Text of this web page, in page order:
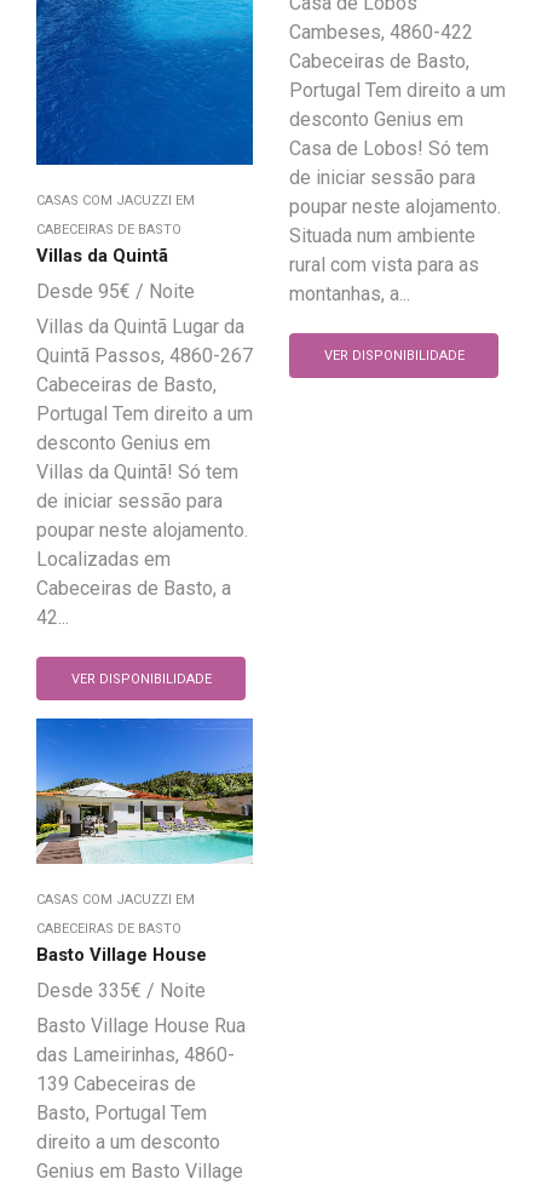
CASAS COM JACUZZI EM
CABECEIRAS DE BASTO
Villas da Quintã
95€
Villas da Quintã Lugar da
Quintã Passos, 4860-267
Cabeceiras de Basto,
Portugal Tem direito a um
desconto Genius em
Villas da Quintã! Só tem
de iniciar sessão para
poupar neste alojamento.
Localizadas em
Cabeceiras de Basto, a
42...
VER DISPONIBILIDADE
Cambeses, 4860-422
Cabeceiras de Basto,
Portugal Tem direito a um
desconto Genius em
Casa de Lobos! Só tem
de iniciar sessão para
poupar neste alojamento.
Situada num ambiente
rural com vista para as
montanhas, a...
VER DISPONIBILIDADE
CASAS COM JACUZZI EM
CABECEIRAS DE BASTO
Basto Village House
335€
Basto Village House Rua
das Lameirinhas, 4860-
139 Cabeceiras de
Basto, Portugal Tem
direito a um desconto
Genius em Basto Village